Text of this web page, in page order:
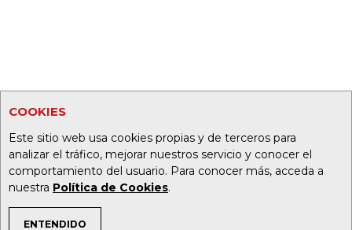
COOKIES
Este sitio web usa cookies propias y de terceros para
analizar el tráfico, mejorar nuestros servicio y conocer el
comportamiento del usuario. Para conocer más, acceda a
nuestra Política de Cookies.
ENTENDIDO